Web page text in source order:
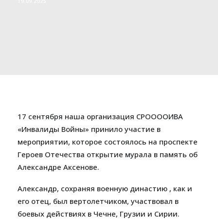
17 сентября наша организация СРООООИВА
«Инвалиды Войны» принило участие в
мероприятии, которое состоялось на проспекте
Героев Отечества открытие мурала в память об
Александре Аксенове.
Александр, сохраняя военную династию , как и
его отец, был вертолетчиком, участвовал в
боевых действиях в Чечне, Грузии и Сирии.